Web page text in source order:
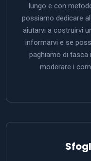
lungo e con
possiamo dedicare
aiutarvi a costruirvi
informarvi e se
paghiamo di tasca
moderare i